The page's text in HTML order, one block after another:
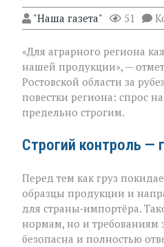
"Наша газета" 51
«Для аграрного региона
нашей продукции», —
Ростовской области за
повестки региона: спрос
предельно строгим.
Строгий контроль —
Перед тем как груз
образцы продукции и
для страны‑импортёра.
нормам, но и требованиям
безопасна и полностью